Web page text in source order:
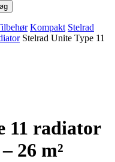
Kompakt Stelrad
Stelrad Unite Type 11
11 radiator
26 m²